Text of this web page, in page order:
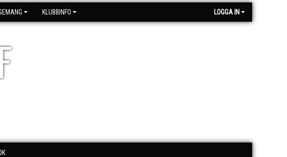
KLUBBINFO LOGGA IN